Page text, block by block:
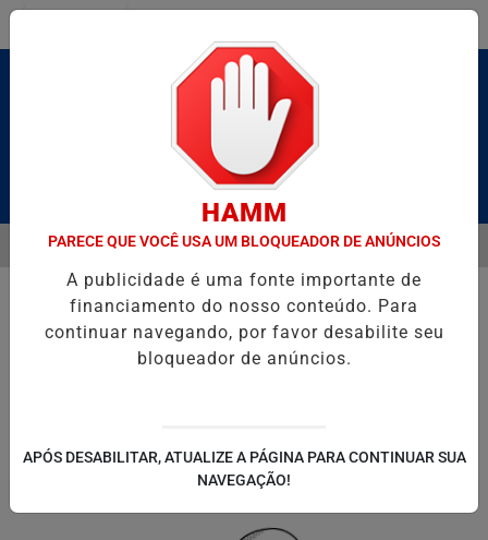
Pesquisar Notícia
HOMENAGEIA UZIEL BUENO NO TERRAÇO MINEIRO
EM ALTA
MENU
HAMM
PARECE QUE VOCÊ USA UM BLOQUEADOR DE ANÚNCIOS
A publicidade é uma fonte importante de
financiamento do nosso conteúdo. Para
continuar navegando, por favor desabilite seu
bloqueador de anúncios.
APÓS DESABILITAR, ATUALIZE A PÁGINA PARA CONTINUAR SUA
NAVEGAÇÃO!